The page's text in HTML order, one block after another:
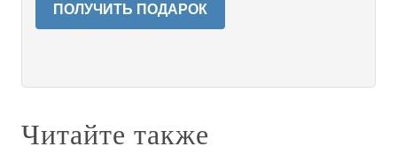
ПОЛУЧИТЬ ПОДАРОК
Читайте также